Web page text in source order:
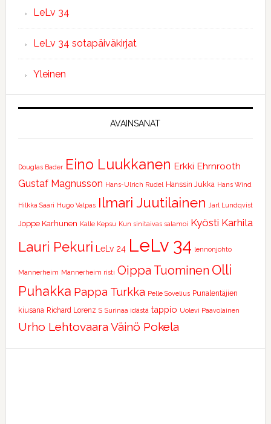
LeLv 34
LeLv 34 sotapäiväkirjat
Yleinen
AVAINSANAT
Douglas Bader Eino Luukkanen Erkki Ehrnrooth
Gustaf Magnusson Hans-Ulrich Rudel Hanssin Jukka Hans Wind
Hilkka Saari Hugo Valpas Ilmari Juutilainen Jarl Lundqvist
Joppe Karhunen Kalle Kepsu Kun sinitaivas salamoi Kyösti Karhila
Lauri Pekuri LeLv 24 LeLv 34 lennonjohto
Mannerheim Mannerheim risti Oippa Tuominen Olli
Puhakka Pappa Turkka Pelle Sovelius Punalentäjien
kiusana Richard Lorenz S Surinaa idästä tappio Uolevi Paavolainen
Urho Lehtovaara Väinö Pokela